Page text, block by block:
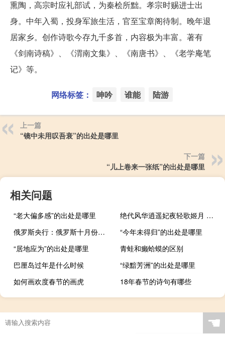
熏陶，高宗时应礼部试，为秦桧所黜。孝宗时赐进士出
身。中年入蜀，投身军旅生活，官至宝章阁待制。晚年退
居家乡。创作诗歌今存九千多首，内容极为丰富。著有
《剑南诗稿》、《渭南文集》、《南唐书》、《老学庵笔
记》等。
网络标签： 呻吟 谁能 陆游
上一篇
“镜中未用叹吾衰”的出处是哪里
下一篇
“儿上卷来一张纸”的出处是哪里
相关问题
“老大偏多感”的出处是哪里
绝代风华逍遥妃夜轻歌姬月 豆娘（绝代风华逍遥妃）
俄罗斯央行：俄罗斯十月份通胀预期为11.2%而九月份为11.7%
“今年未得归”的出处是哪里
“居地应为”的出处是哪里
青蛙和癞蛤蟆的区别
巴厘岛过年是什么时候
“绿黯芳洲”的出处是哪里
如何画欢度春节的画虎
18年春节的诗句有哪些
☚